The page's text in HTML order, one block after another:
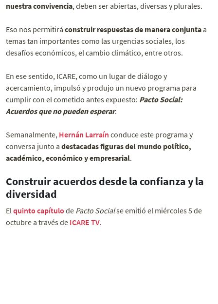
nuestra convivencia, deben ser abiertas, diversas y plurales.
Eso nos permitirá construir respuestas de manera conjuntaa
temas tan importantes como las urgencias sociales, los
desafíos económicos, el cambio climático, entre otros.
En ese sentido, ICARE, como un lugar de diálogo y
acercamiento, impulsó y produjo un nuevo programa para
cumplir con el cometido antes expuesto: Pacto Social:
Acuerdos que no pueden esperar.
Semanalmente, Hernán Larraín conduce este programa y
conversa junto a destacadas figuras del mundo político,
académico, económico y empresarial.
Construir acuerdos desde la confianza y la
diversidad
Elquinto capítulo de Pacto Socialse emitió el miércoles 5 de
octubre a través de ICARE TV.